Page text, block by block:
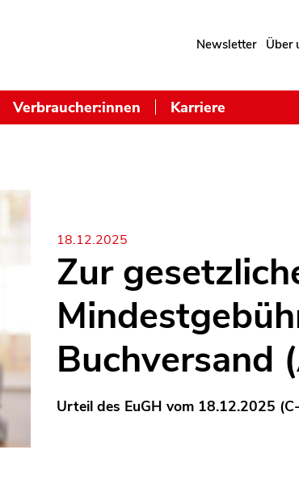
Newsletter Über
Verbraucher:innen Karriere
18.12.2025
Zur
Buchversand
Urteil des EuGH vom 18.12.2025